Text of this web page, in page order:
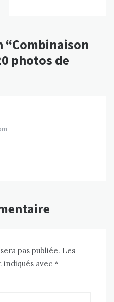
“Combinaison
photos de
pas publiée. Les
indiqués avec *